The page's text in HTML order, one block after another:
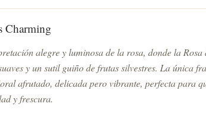
Charming
alegre y luminosa de la rosa, donde la Rosa
y un sutil guiño de frutas silvestres. La única
afrutado, delicada pero vibrante, perfecta para
y frescura.